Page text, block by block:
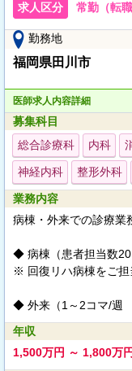
求人区分 常勤（転職
勤務地
福岡県田川市
医師求人内容詳細
募集科目
総合診療科
内科
神経内科 整形外科
業務内容
病棟・外来での診療業
◆ 病棟（患者担当数
※ 回復リハ病棟をご担
◆ 外来（1～2コマ/週
年収
1,500万円 ～ 1,800万